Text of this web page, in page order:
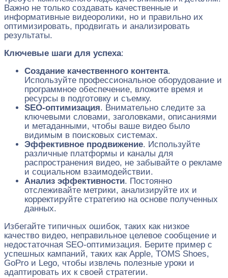
Важно не только создавать качественные и
информативные видеоролики, но и правильно их
оптимизировать, продвигать и анализировать
результаты.
Ключевые шаги для успеха:
Создание качественного контента.
Используйте профессиональное оборудование и
программное обеспечение, вложите время и
ресурсы в подготовку и съемку.
SEO-оптимизация. Внимательно следите за
ключевыми словами, заголовками, описаниями
и метаданными, чтобы ваше видео было
видимым в поисковых системах.
Эффективное продвижение. Используйте
различные платформы и каналы для
распространения видео, не забывайте о рекламе
и социальном взаимодействии.
Анализ эффективности. Постоянно
отслеживайте метрики, анализируйте их и
корректируйте стратегию на основе полученных
данных.
Избегайте типичных ошибок, таких как низкое
качество видео, неправильное целевое сообщение и
недостаточная SEO-оптимизация. Берите пример с
успешных кампаний, таких как Apple, TOMS Shoes,
GoPro и Lego, чтобы извлечь полезные уроки и
адаптировать их к своей стратегии.